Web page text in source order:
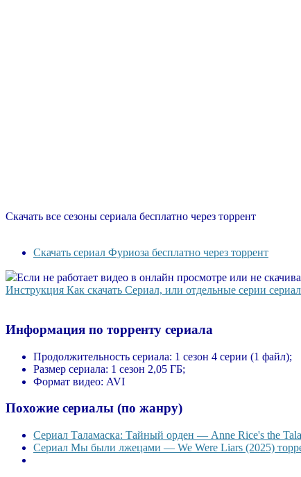
Скачать все сезоны сериала бесплатно через торрент
Скачать сериал Фуриоза бесплатно через торрент
Если не работает видео в онлайн просмотре или не
Инструкция Как скачать Сериал, или отдельные серии
Информация по торренту сериала
Продолжительность сериала: 1 сезон 4 серии (1 файл);
Размер сериала: 1 сезон 2,05 ГБ;
Формат видео: AVI
Похожие сериалы (по жанру)
Сериал Таламаска: Тайный орден — Anne Rice's the
Сериал Мы были лжецами — We Were Liars (2025)